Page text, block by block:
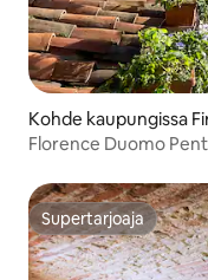
Kohde kaupungissa
Florence Duomo
Supertarjoaja
Supertarjoaja